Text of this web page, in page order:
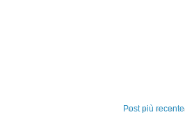
Post più recente